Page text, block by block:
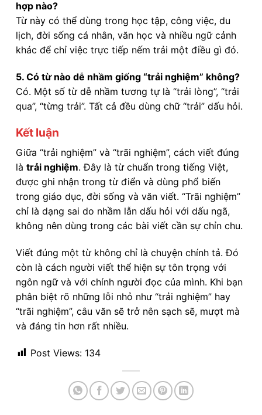
hợp nào?
Từ này có thể dùng trong học tập, công việc, du
lịch, đời sống cá nhân, văn học và nhiều ngữ cảnh
khác để chỉ việc trực tiếp nếm trải một điều gì đó.
5. Có từ nào dễ nhầm giống “trải nghiệm” không?
Có. Một số từ dễ nhầm tương tự là “trải lòng”, “trải
qua”, “từng trải”. Tất cả đều dùng chữ “trải” dấu hỏi.
Kết luận
Giữa “trải nghiệm” và “trãi nghiệm”, cách viết đúng
là trải nghiệm. Đây là từ chuẩn trong tiếng Việt,
được ghi nhận trong từ điển và dùng phổ biến
trong giáo dục, đời sống và văn viết. “Trãi nghiệm”
chỉ là dạng sai do nhầm lẫn dấu hỏi với dấu ngã,
không nên dùng trong các bài viết cần sự chỉn chu.
Viết đúng một từ không chỉ là chuyện chính tả. Đó
còn là cách người viết thể hiện sự tôn trọng với
ngôn ngữ và với chính người đọc của mình. Khi bạn
phân biệt rõ những lỗi nhỏ như “trải nghiệm” hay
“trãi nghiệm”, câu văn sẽ trở nên sạch sẽ, mượt mà
và đáng tin hơn rất nhiều.
Post Views: 134